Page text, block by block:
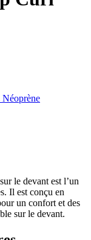
le devant est l’un
Il est conçu en
un confort et des
sur le devant.